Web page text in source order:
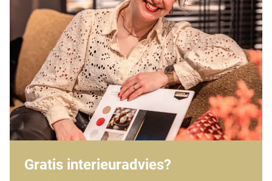
Gratis interieuradvies?